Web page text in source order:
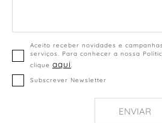
Aceito receber novidades e
serviços. Para conhecer a nossa
clique aqui.
Subscrever Newsletter
ENVIAR